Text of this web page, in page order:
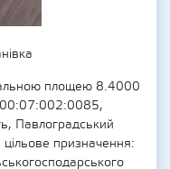
площею 8.4000
Павлоградський
цільове призначення: